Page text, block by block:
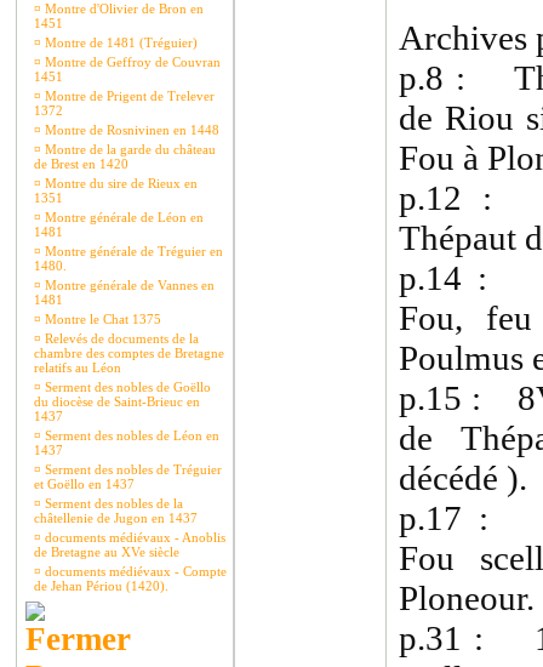
¤ Montre d'Olivier de Bron en
1451
¤ Montre de 1481 (Tréguier)
¤ Montre de Geffroy de Couvran
1451
¤ Montre de Prigent de Trelever
1372
¤ Montre de Rosnivinen en 1448
¤ Montre de la garde du château
de Brest en 1420
¤ Montre du sire de Rieux en
1351
¤ Montre générale de Léon en
1481
¤ Montre générale de Tréguier en
1480.
¤ Montre générale de Vannes en
1481
¤ Montre le Chat 1375
¤ Relevés de documents de la
chambre des comptes de Bretagne
relatifs au Léon
¤ Serment des nobles de Goëllo
du diocèse de Saint-Brieuc en
1437
¤ Serment des nobles de Léon en
1437
¤ Serment des nobles de Tréguier
et Goëllo en 1437
¤ Serment des nobles de la
châtellenie de Jugon en 1437
¤ documents médiévaux - Anoblis
de Bretagne au XVe siècle
¤ documents médiévaux - Compte
de Jehan Périou (1420).
Archives
p.8 :
de Riou
Fou à
p.12 :
Thépaut
p.14 :
Fou,
Poulmus
p.15 :
de
décédé ).
p.17 :
Fou
Ploneour.
p.31 :